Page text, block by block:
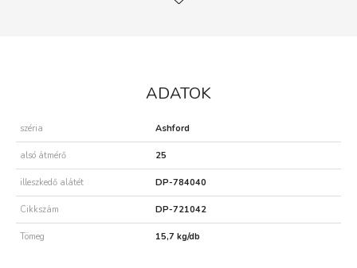
ADATOK
széria Ashford
alsó átmérő 25
illeszkedő alátét DP-784040
Cikkszám DP-721042
Tömeg 15,7 kg/db